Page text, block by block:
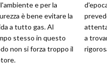
e per la
è bene evitare la
a tutto gas. Al
stesso in questo
non si forza troppo il
a